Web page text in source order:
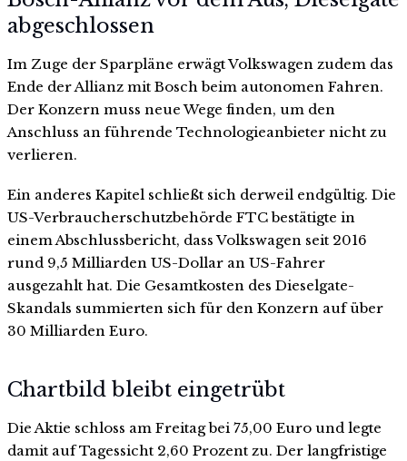
abgeschlossen
Im Zuge der Sparpläne erwägt Volkswagen zudem das
Ende der Allianz mit Bosch beim autonomen Fahren.
Der Konzern muss neue Wege finden, um den
Anschluss an führende Technologieanbieter nicht zu
verlieren.
Ein anderes Kapitel schließt sich derweil endgültig. Die
US-Verbraucherschutzbehörde FTC bestätigte in
einem Abschlussbericht, dass Volkswagen seit 2016
rund 9,5 Milliarden US-Dollar an US-Fahrer
ausgezahlt hat. Die Gesamtkosten des Dieselgate-
Skandals summierten sich für den Konzern auf über
30 Milliarden Euro.
Chartbild bleibt eingetrübt
Die Aktie schloss am Freitag bei 75,00 Euro und legte
damit auf Tagessicht 2,60 Prozent zu. Der langfristige